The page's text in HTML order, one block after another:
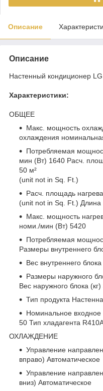
Описание
Описание
Настенный кондиционер
Характеристики:
ОБЩЕЕ
Макс. мощность
охлаждения
Потребляемая
мин (Вт) 1640 Расч.
50 м²
(unit not in Sq. Ft.)
Расч. площадь
(unit not in Sq. Ft.)
Макс. мощность
номи./мин (Вт) 5420
Потребляемая
Размеры внутреннего
Вес внутреннего блока
Размеры наружного
Вес наружного блока (кг)
Тип продукта
Номинальное
50 Тип хладагента
ОХЛАЖДЕНИЕ
Управление
вправо) Автоматическое
Управление
вниз) Автоматическое